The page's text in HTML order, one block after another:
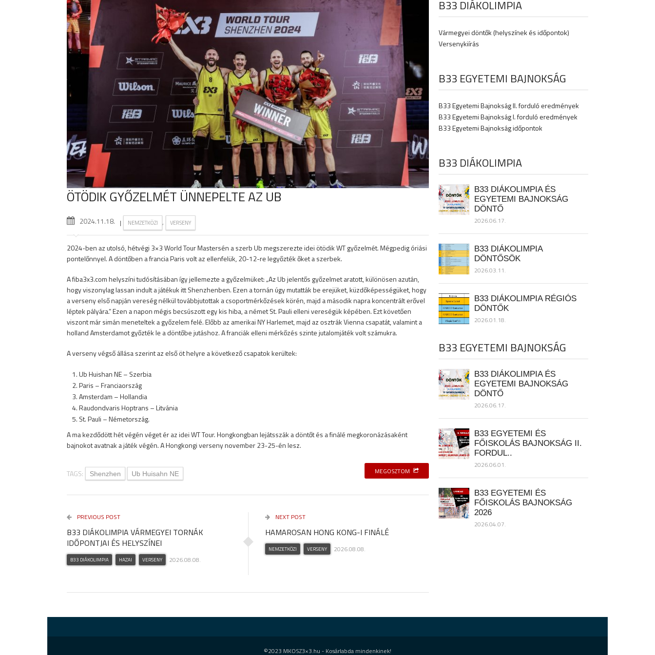
ÖTÖDIK GYŐZELMÉT ÜNNEPELTE AZ UB
2024.11.18. | NEMZETKÖZI , VERSENY
2024-ben az utolsó, hétvégi 3×3 World Tour Mastersén a szerb Ub megszerezte idei ötödik WT győzelmét. Mégpedig óriási
pontelőnnyel. A döntőben a francia Paris volt az ellenfelük, 20-12-re legyőzték őket a szerbek.
A fiba3x3.com helyszíni tudósításában így jellemezte a győzelmüket: „Az Ub jelentős győzelmet aratott, különösen azután,
hogy viszonylag lassan indult a játékuk itt Shenzhenben. Ezen a tornán úgy mutatták be erejüket, küzdőképességüket, hogy
a verseny első napján vereség nélkül továbbjutottak a csoportmérkőzések körén, majd a második napra koncentrált erővel
léptek pályára.” Ezen a napon mégis becsúszott egy kis hiba, a német St. Pauli elleni vereségük képében. Ezt követően
viszont már simán meneteltek a győzelem felé. Előbb az amerikai NY Harlemet, majd az osztrák Vienna csapatát, valamint a
holland Amsterdamot győzték le a döntőbe jutáshoz. A franciák elleni mérkőzés szinte jutalomjáték volt számukra.
A verseny végső állása szerint az első öt helyre a következő csapatok kerültek:
Ub Huishan NE – Szerbia
Paris – Franciaország
Amsterdam – Hollandia
Raudondvaris Hoptrans – Litvánia
St. Pauli – Németország.
A ma kezdődött hét végén véget ér az idei WT Tour. Hongkongban lejátsszák a döntőt és a finálé megkoronázásaként
bajnokot avatnak a játék végén. A Hongkongi verseny november 23-25-én lesz.
TAGS: Shenzhen Ub Huisahn NE MEGOSZTOM
PREVIOUS POST
B33 DIÁKOLIMPIA VÁRMEGYEI TORNÁK
IDŐPONTJAI ÉS HELYSZÍNEI
B33 DIÁKOLIMPIA HAZAI VERSENY 2026.08.08.
NEXT POST
HAMAROSAN HONG KONG-I FINÁLÉ
NEMZETKÖZI VERSENY 2026.08.08.
B33 DIÁKOLIMPIA
Vármegyei döntők (helyszínek és időpontok)
Versenykiírás
B33 EGYETEMI BAJNOKSÁG
B33 Egyetemi Bajnokság II. forduló eredmények
B33 Egyetemi Bajnokság I. forduló eredmények
B33 Egyetemi Bajnokság időpontok
B33 DIÁKOLIMPIA
B33 DIÁKOLIMPIA ÉS
EGYETEMI BAJNOKSÁG
DÖNTŐ
2026.06.17.
B33 DIÁKOLIMPIA
DÖNTŐSÖK
2026.03.11.
B33 DIÁKOLIMPIA RÉGIÓS
DÖNTŐK
2026.01.18.
B33 EGYETEMI BAJNOKSÁG
B33 DIÁKOLIMPIA ÉS
EGYETEMI BAJNOKSÁG
DÖNTŐ
2026.06.17.
B33 EGYETEMI ÉS
FŐISKOLÁS BAJNOKSÁG II.
FORDUL..
2026.06.01.
B33 EGYETEMI ÉS
FŐISKOLÁS BAJNOKSÁG
2026
2026.04.07.
©2023 MKOSZ3×3.hu - Kosárlabda mindenkinek!